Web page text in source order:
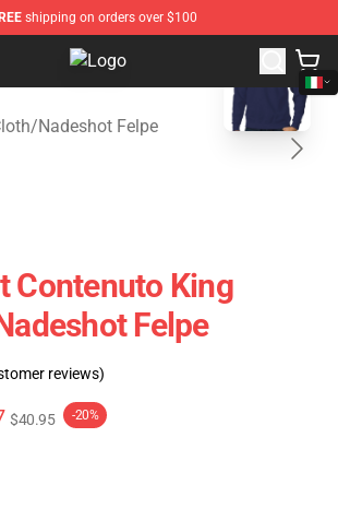
shipping on orders over $100
Nadeshot Shop - Official
/Nadeshot Felpe
blank template
Contenuto King
Felpe
reviews)
$40.95 -20%